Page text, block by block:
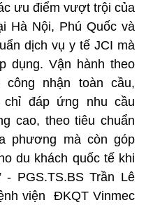
ưu điểm vượt trội của
Hà Nội, Phú Quốc và
dịch vụ y tế JCI mà
dụng. Vận hành theo
nhận toàn cầu,
chỉ đáp ứng nhu cầu
cao, theo tiêu chuẩn
phương mà còn góp
du khách quốc tế khi
- PGS.TS.BS Trần Lê
viện ĐKQT Vinmec